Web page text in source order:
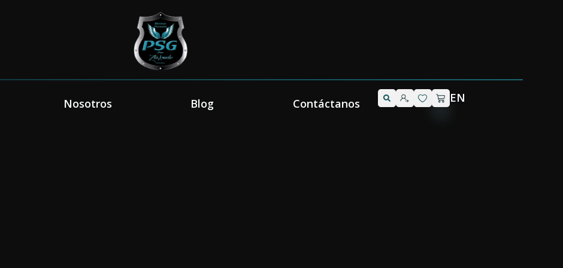
Nosotros Blog Contáctanos EN